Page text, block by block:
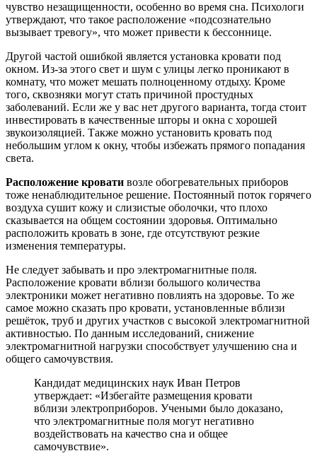
чувство незащищенности, особенно во время сна. Психологи
утверждают, что такое расположение «подсознательно
вызывает тревогу», что может привести к бессоннице.
Другой частой ошибкой является установка кровати под
окном. Из-за этого свет и шум с улицы легко проникают в
комнату, что может мешать полноценному отдыху. Кроме
того, сквозняки могут стать причиной простудных
заболеваний. Если же у вас нет другого варианта, тогда стоит
инвестировать в качественные шторы и окна с хорошей
звукоизоляцией. Также можно установить кровать под
небольшим углом к окну, чтобы избежать прямого попадания
света.
Расположение кровати возле обогревательных приборов
тоже ненаблюдительное решение. Постоянный поток горячего
воздуха сушит кожу и слизистые оболочки, что плохо
сказывается на общем состоянии здоровья. Оптимально
расположить кровать в зоне, где отсутствуют резкие
изменения температуры.
Не следует забывать и про электромагнитные поля.
Расположение кровати вблизи большого количества
электроники может негативно повлиять на здоровье. То же
самое можно сказать про кровати, установленные вблизи
решёток, труб и других участков с высокой электромагнитной
активностью. По данным исследований, снижение
электромагнитной нагрузки способствует улучшению сна и
общего самочувствия.
Кандидат медицинских наук Иван Петров
утверждает: «Избегайте размещения кровати
вблизи электроприборов. Учеными было доказано,
что электромагнитные поля могут негативно
воздействовать на качество сна и общее
самочувствие».